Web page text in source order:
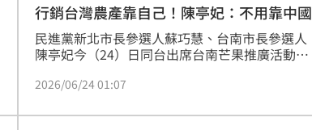
行銷台灣農產靠自己！陳亭妃：不用靠中國
民進黨新北市長參選人蘇巧慧、台南市長參選人
陳亭妃今（24）日同台出席台南芒果推廣活動，
或相關產品，都可以到每個地方去做產銷合作，
所謂的中國影響。
2026/06/24 01:07